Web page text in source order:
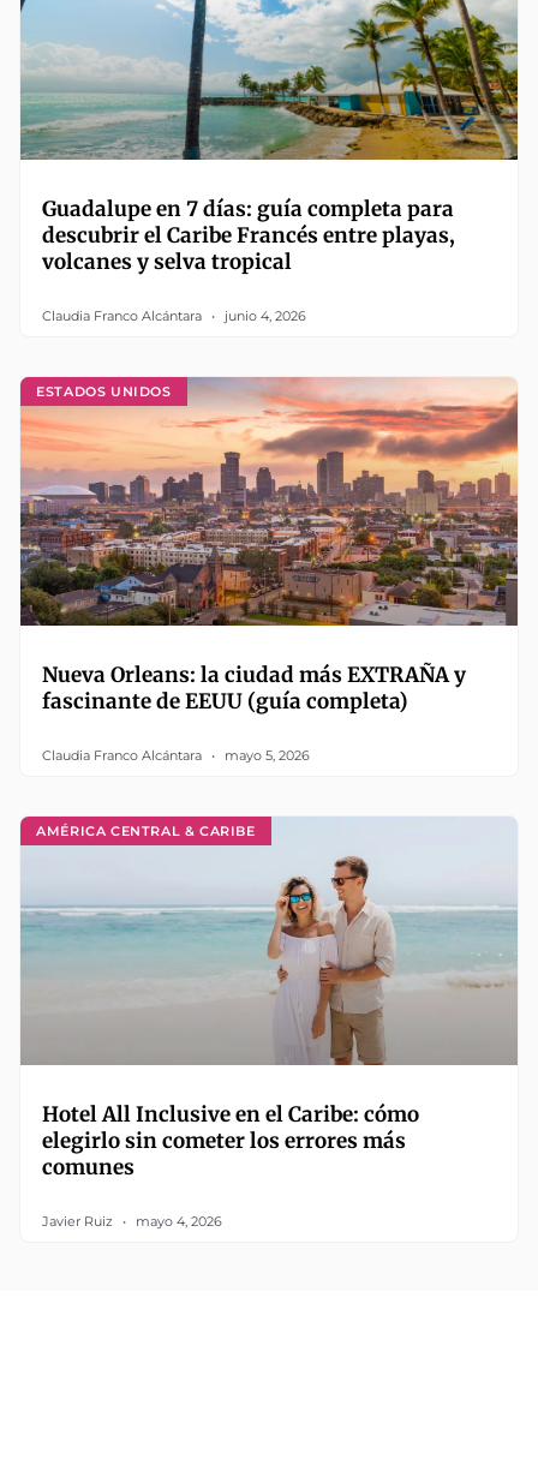
Guadalupe en 7 días: guía completa para
descubrir el Caribe Francés entre playas,
volcanes y selva tropical
Claudia Franco Alcántara junio 4, 2026
ESTADOS UNIDOS
Nueva Orleans: la ciudad más EXTRAÑA y
fascinante de EEUU (guía completa)
Claudia Franco Alcántara mayo 5, 2026
AMÉRICA CENTRAL & CARIBE
Hotel All Inclusive en el Caribe: cómo
elegirlo sin cometer los errores más
comunes
Javier Ruiz mayo 4, 2026